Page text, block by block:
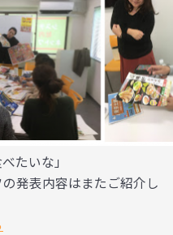
たいな」
発表内容はまたご紹介し